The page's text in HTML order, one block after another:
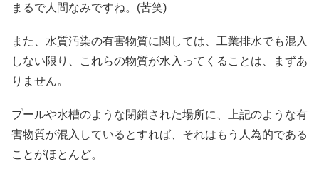
まるで人間なみですね。(苦笑)
また、水質汚染の有害物質に関しては、工業排水でも混入
しない限り、これらの物質が水入ってくることは、まずあ
りません。
プールや水槽のような閉鎖された場所に、上記のような有
害物質が混入しているとすれば、それはもう人為的である
ことがほとんど。